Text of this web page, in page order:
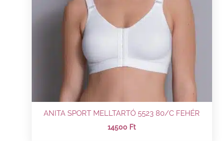
ANITA SPORT MELLTARTÓ 5523 80/C FEHÉR
14500 Ft